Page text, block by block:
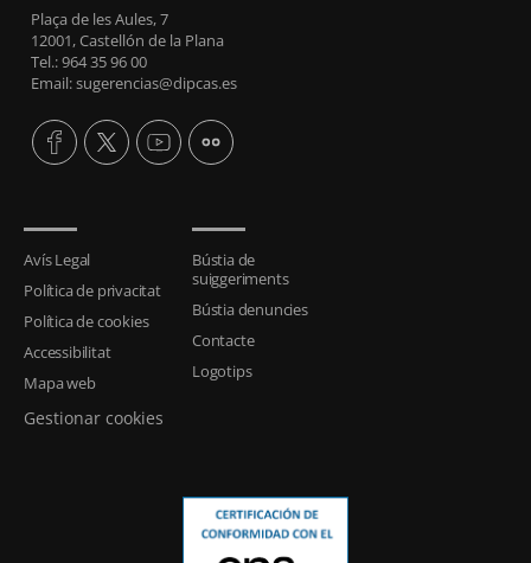
Plaça de les Aules, 7
12001, Castellón de la Plana
Tel.: 964 35 96 00
Email: sugerencias@dipcas.es
Avís Legal
Política de privacitat
Política de cookies
Accessibilitat
Mapa web
Gestionar cookies
Bústia de
suiggeriments
Bústia denuncies
Contacte
Logotips